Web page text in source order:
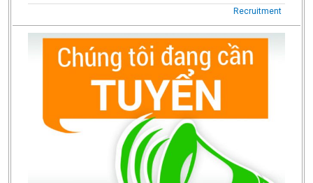
Recruitment